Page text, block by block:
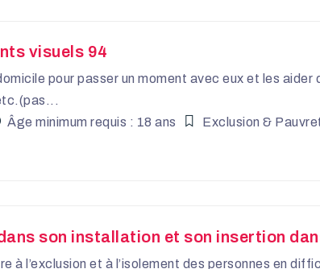
visuels 94
pour passer un moment avec eux et les
Âge minimum requis : 18 ans Exclusion &
son installation et son insertion
à l’exclusion et à l’isolement des personnes en